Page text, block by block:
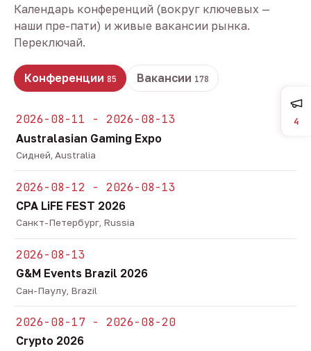
Календарь конференций (вокруг ключевых —
наши пре-пати) и живые вакансии рынка.
Переключай.
Конференции 85 Вакансии 178
2026-08-11 - 2026-08-13
Australasian Gaming Expo
Сидней, Australia
2026-08-12 - 2026-08-13
CPA LiFE FEST 2026
Санкт-Петербург, Russia
2026-08-13
G&M Events Brazil 2026
Сан-Паулу, Brazil
2026-08-17 - 2026-08-20
Crypto 2026
4